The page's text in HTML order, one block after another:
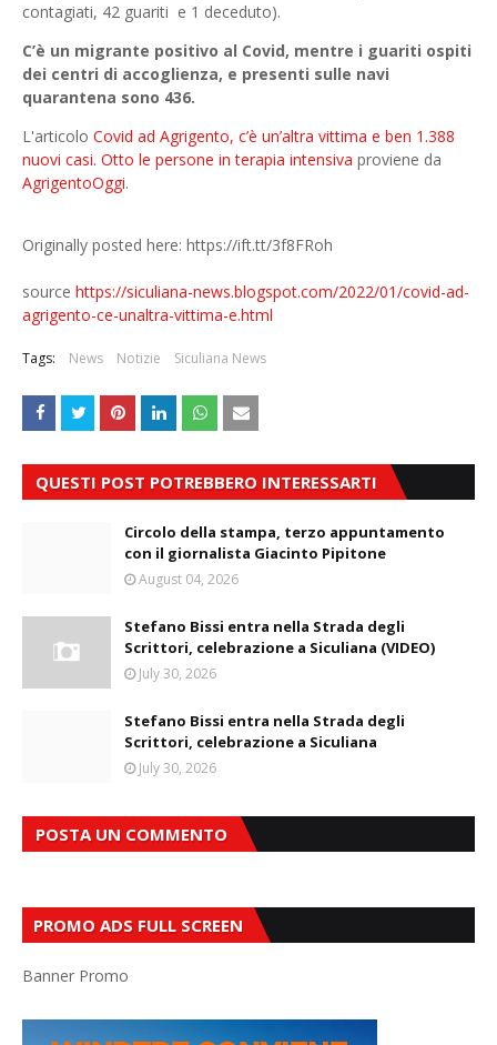
contagiati, 42 guariti e 1 deceduto).
C’è un migrante positivo al Covid, mentre i guariti ospiti
dei centri di accoglienza, e presenti sulle navi
quarantena sono 436.
L'articolo Covid ad Agrigento, c’è un’altra vittima e ben 1.388
nuovi casi. Otto le persone in terapia intensiva proviene da
AgrigentoOggi.
Originally posted here: https://ift.tt/3f8FRoh
source https://siculiana-news.blogspot.com/2022/01/covid-ad-
agrigento-ce-unaltra-vittima-e.html
Tags: News Notizie Siculiana News
QUESTI POST POTREBBERO INTERESSARTI
Circolo della stampa, terzo appuntamento
con il giornalista Giacinto Pipitone
August 04, 2026
Stefano Bissi entra nella Strada degli
Scrittori, celebrazione a Siculiana (VIDEO)
July 30, 2026
Stefano Bissi entra nella Strada degli
Scrittori, celebrazione a Siculiana
July 30, 2026
POSTA UN COMMENTO
PROMO ADS FULL SCREEN
Banner Promo